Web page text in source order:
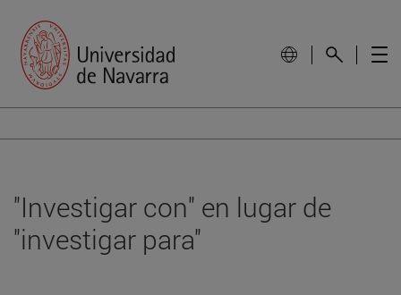
''Investigar con'' en lugar de
''investigar para''